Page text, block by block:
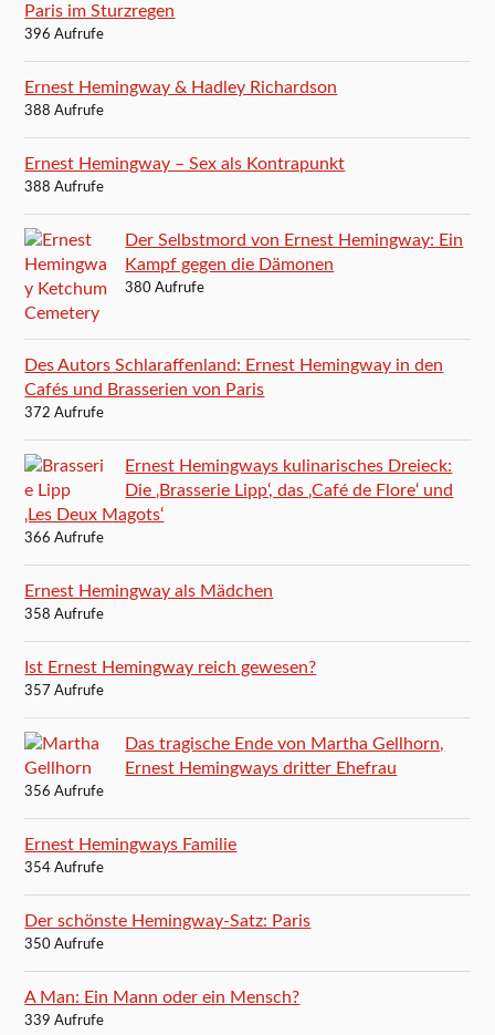
Paris im Sturzregen
396 Aufrufe
Ernest Hemingway & Hadley Richardson
388 Aufrufe
Ernest Hemingway – Sex als Kontrapunkt
388 Aufrufe
Der Selbstmord von Ernest Hemingway: Ein
Kampf gegen die Dämonen
380 Aufrufe
Des Autors Schlaraffenland: Ernest Hemingway in den
Cafés und Brasserien von Paris
372 Aufrufe
Ernest Hemingways kulinarisches Dreieck:
Die ‚Brasserie Lipp‘, das ‚Café de Flore‘ und
‚Les Deux Magots‘
366 Aufrufe
Ernest Hemingway als Mädchen
358 Aufrufe
Ist Ernest Hemingway reich gewesen?
357 Aufrufe
Das tragische Ende von Martha Gellhorn,
Ernest Hemingways dritter Ehefrau
356 Aufrufe
Ernest Hemingways Familie
354 Aufrufe
Der schönste Hemingway-Satz: Paris
350 Aufrufe
A Man: Ein Mann oder ein Mensch?
339 Aufrufe